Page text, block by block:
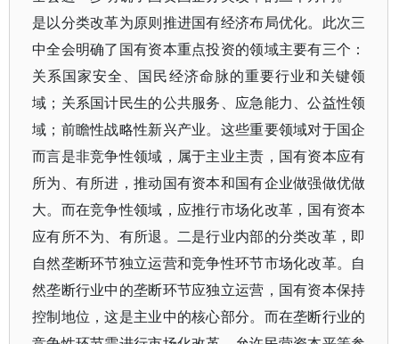
是以分类改革为原则推进国有经济布局优化。此次三
中全会明确了国有资本重点投资的领域主要有三个：
关系国家安全、国民经济命脉的重要行业和关键领
域；关系国计民生的公共服务、应急能力、公益性领
域；前瞻性战略性新兴产业。这些重要领域对于国企
而言是非竞争性领域，属于主业主责，国有资本应有
所为、有所进，推动国有资本和国有企业做强做优做
大。而在竞争性领域，应推行市场化改革，国有资本
应有所不为、有所退。二是行业内部的分类改革，即
自然垄断环节独立运营和竞争性环节市场化改革。自
然垄断行业中的垄断环节应独立运营，国有资本保持
控制地位，这是主业中的核心部分。而在垄断行业的